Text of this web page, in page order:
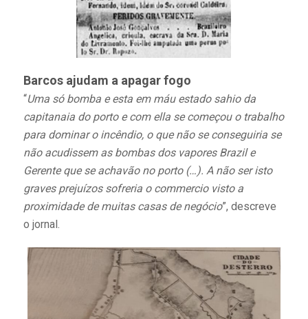
Barcos ajudam a apagar fogo
“Uma só bomba e esta em máu estado sahio da
capitanaia do porto e com ella se começou o trabalho
para dominar o incêndio, o que não se conseguiria se
não acudissem as bombas dos vapores Brazil e
Gerente que se achavão no porto (…). A não ser isto
graves prejuízos sofreria o commercio visto a
proximidade de muitas casas de negócio”, descreve
o jornal.